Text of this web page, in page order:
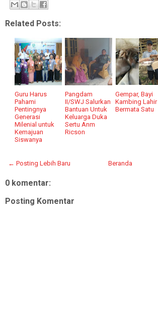
Related Posts:
Guru Harus
Pahami
Pentingnya
Generasi
Milenial untuk
Kemajuan
Siswanya
Pangdam
II/SWJ Salurkan
Bantuan Untuk
Keluarga Duka
Sertu Anm
Ricson
Gempar, Bayi
Kambing Lahir
Bermata Satu
← Posting Lebih Baru Beranda
0 komentar:
Posting Komentar